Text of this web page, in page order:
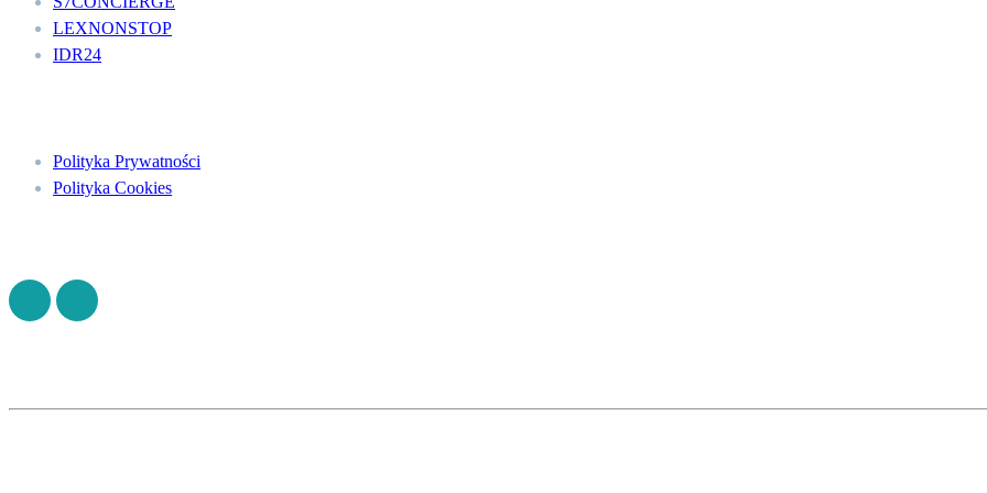
LEXNONSTOP
IDR24
Polityka Prywatności
Polityka Cookies